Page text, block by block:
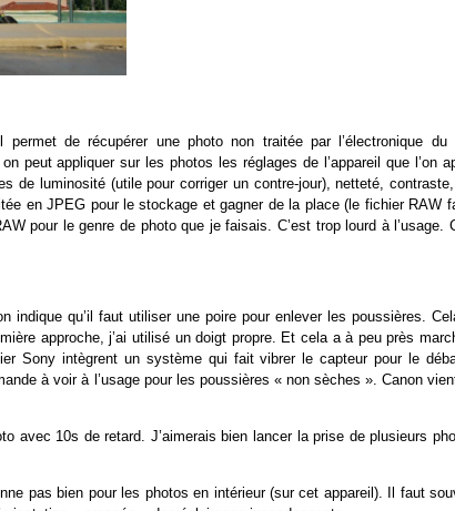
permet de récupérer une photo non traitée par l’électronique
peut appliquer sur les photos les réglages de l’appareil que l’on
de luminosité (utile pour corriger un contre-jour), netteté,
en JPEG pour le stockage et gagner de la place (le fichier RAW
pour le genre de photo que je faisais. C’est trop lourd à l’usage.
indique qu’il faut utiliser une poire pour enlever les poussières.
approche, j’ai utilisé un doigt propre. Et cela a à peu près
Sony intègrent un système qui fait vibrer le capteur pour le
à voir à l’usage pour les poussières « non sèches ». Canon
avec 10s de retard. J’aimerais bien lancer la prise de plusieurs
pas bien pour les photos en intérieur (sur cet appareil). Il faut